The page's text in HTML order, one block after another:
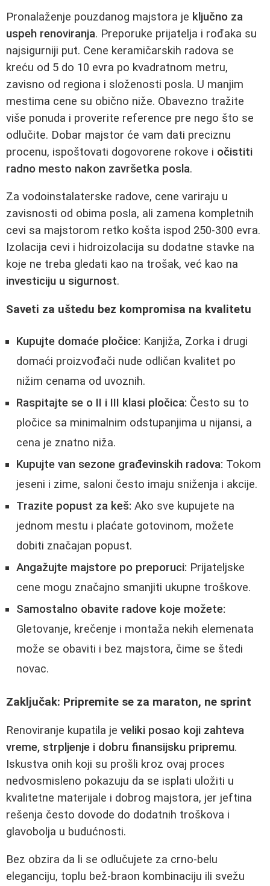
Pronalaženje pouzdanog majstora je ključno za
uspeh renoviranja. Preporuke prijatelja i rođaka su
najsigurniji put. Cene keramičarskih radova se
kreću od 5 do 10 evra po kvadratnom metru,
zavisno od regiona i složenosti posla. U manjim
mestima cene su obično niže. Obavezno tražite
više ponuda i proverite reference pre nego što se
odlučite. Dobar majstor će vam dati preciznu
procenu, ispoštovati dogovorene rokove i očistiti
radno mesto nakon završetka posla.
Za vodoinstalaterske radove, cene variraju u
zavisnosti od obima posla, ali zamena kompletnih
cevi sa majstorom retko košta ispod 250-300 evra.
Izolacija cevi i hidroizolacija su dodatne stavke na
koje ne treba gledati kao na trošak, već kao na
investiciju u sigurnost.
Saveti za uštedu bez kompromisa na kvalitetu
Kupujte domaće pločice: Kanjiža, Zorka i drugi
domaći proizvođači nude odličan kvalitet po
nižim cenama od uvoznih.
Raspitajte se o II i III klasi pločica: Često su to
pločice sa minimalnim odstupanjima u nijansi, a
cena je znatno niža.
Kupujte van sezone građevinskih radova: Tokom
jeseni i zime, saloni često imaju sniženja i akcije.
Trazite popust za keš: Ako sve kupujete na
jednom mestu i plaćate gotovinom, možete
dobiti značajan popust.
Angažujte majstore po preporuci: Prijateljske
cene mogu značajno smanjiti ukupne troškove.
Samostalno obavite radove koje možete:
Gletovanje, krečenje i montaža nekih elemenata
može se obaviti i bez majstora, čime se štedi
novac.
Zaključak: Pripremite se za maraton, ne sprint
Renoviranje kupatila je veliki posao koji zahteva
vreme, strpljenje i dobru finansijsku pripremu.
Iskustva onih koji su prošli kroz ovaj proces
nedvosmisleno pokazuju da se isplati uložiti u
kvalitetne materijale i dobrog majstora, jer jeftina
rešenja često dovode do dodatnih troškova i
glavobolja u budućnosti.
Bez obzira da li se odlučujete za crno-belu
eleganciju, toplu bež-braon kombinaciju ili svežu